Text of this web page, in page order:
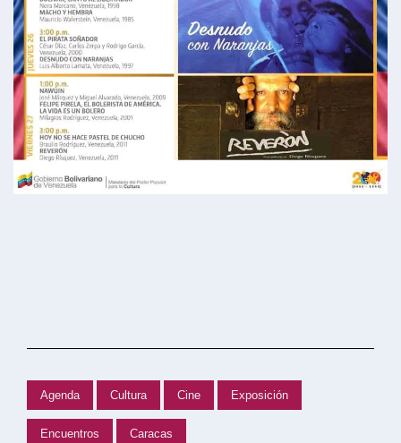
Agenda Cultura Cine Exposición
Encuentros Caracas